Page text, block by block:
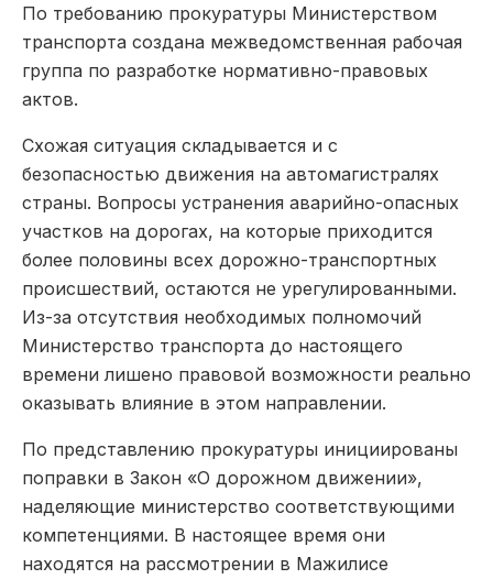
По требованию прокуратуры Министерством
транспорта создана межведомственная рабочая
группа по разработке нормативно-правовых
актов.
Схожая ситуация складывается и с
безопасностью движения на автомагистралях
страны. Вопросы устранения аварийно-опасных
участков на дорогах, на которые приходится
более половины всех дорожно-транспортных
происшествий, остаются не урегулированными.
Из-за отсутствия необходимых полномочий
Министерство транспорта до настоящего
времени лишено правовой возможности реально
оказывать влияние в этом направлении.
По представлению прокуратуры инициированы
поправки в Закон «О дорожном движении»,
наделяющие министерство соответствующими
компетенциями. В настоящее время они
находятся на рассмотрении в Мажилисе